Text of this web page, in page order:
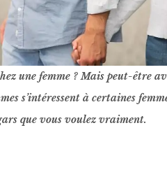
une femme ? Mais peut-être
s’intéressent à certaines
que vous voulez vraiment.